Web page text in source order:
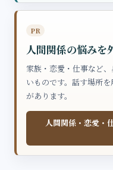
PR
人間関係の悩みを
家族・恋愛・仕事など
いものです。話す場所
があります。
人間関係・恋愛・